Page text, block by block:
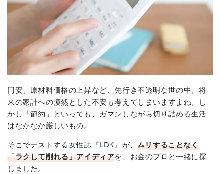
円安、原材料価格の上昇など、先行き不透明な世の中。将
来の家計への漠然とした不安も考えてしまいますよね。し
かし「節約」といっても、ガマンしながら切り詰める生活
はなかなか厳しいもの。
そこでテストする女性誌『LDK』が、 ムリすることなく
「ラクして削れる」アイディアを、お金のプロと一緒に探
しました。